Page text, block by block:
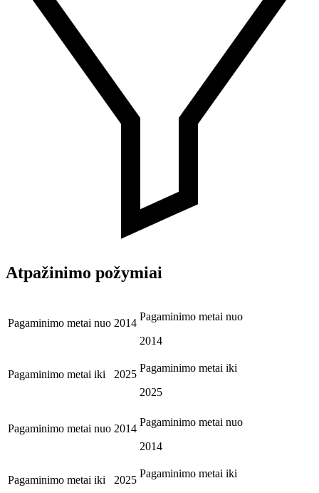
Atpažinimo požymiai
Pagaminimo metai nuo 2014
Pagaminimo metai nuo
2014
Pagaminimo metai iki 2025
Pagaminimo metai iki
2025
Pagaminimo metai nuo 2014
Pagaminimo metai nuo
2014
Pagaminimo metai iki 2025
Pagaminimo metai iki